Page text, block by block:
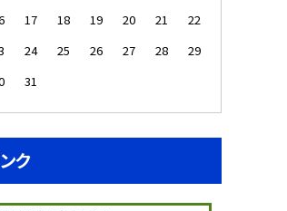
17 18 19 20 21
22
24 25 26 27 28
29
31
ク